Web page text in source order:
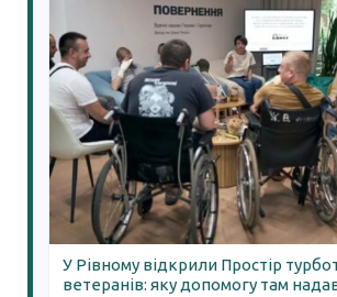
У Рівному відкрили Простір
ветеранів: яку допомогу там